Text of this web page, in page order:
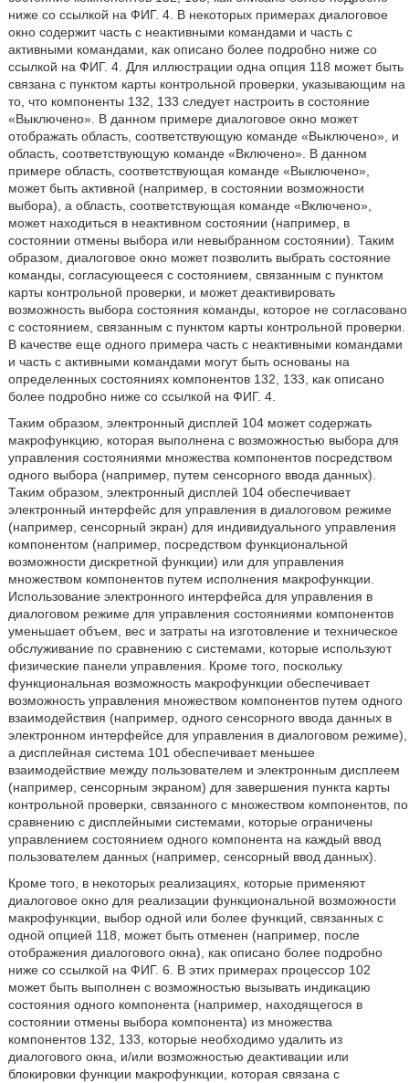
ниже со ссылкой на ФИГ. 4. В некоторых примерах диалоговое
окно содержит часть с неактивными командами и часть с
активными командами, как описано более подробно ниже со
ссылкой на ФИГ. 4. Для иллюстрации одна опция 118 может быть
связана с пунктом карты контрольной проверки, указывающим на
то, что компоненты 132, 133 следует настроить в состояние
«Выключено». В данном примере диалоговое окно может
отображать область, соответствующую команде «Выключено», и
область, соответствующую команде «Включено». В данном
примере область, соответствующая команде «Выключено»,
может быть активной (например, в состоянии возможности
выбора), а область, соответствующая команде «Включено»,
может находиться в неактивном состоянии (например, в
состоянии отмены выбора или невыбранном состоянии). Таким
образом, диалоговое окно может позволить выбрать состояние
команды, согласующееся с состоянием, связанным с пунктом
карты контрольной проверки, и может деактивировать
возможность выбора состояния команды, которое не согласовано
с состоянием, связанным с пунктом карты контрольной проверки.
В качестве еще одного примера часть с неактивными командами
и часть с активными командами могут быть основаны на
определенных состояниях компонентов 132, 133, как описано
более подробно ниже со ссылкой на ФИГ. 4.
Таким образом, электронный дисплей 104 может содержать
макрофункцию, которая выполнена с возможностью выбора для
управления состояниями множества компонентов посредством
одного выбора (например, путем сенсорного ввода данных).
Таким образом, электронный дисплей 104 обеспечивает
электронный интерфейс для управления в диалоговом режиме
(например, сенсорный экран) для индивидуального управления
компонентом (например, посредством функциональной
возможности дискретной функции) или для управления
множеством компонентов путем исполнения макрофункции.
Использование электронного интерфейса для управления в
диалоговом режиме для управления состояниями компонентов
уменьшает объем, вес и затраты на изготовление и техническое
обслуживание по сравнению с системами, которые используют
физические панели управления. Кроме того, поскольку
функциональная возможность макрофункции обеспечивает
возможность управления множеством компонентов путем одного
взаимодействия (например, одного сенсорного ввода данных в
электронном интерфейсе для управления в диалоговом режиме),
а дисплейная система 101 обеспечивает меньшее
взаимодействие между пользователем и электронным дисплеем
(например, сенсорным экраном) для завершения пункта карты
контрольной проверки, связанного с множеством компонентов, по
сравнению с дисплейными системами, которые ограничены
управлением состоянием одного компонента на каждый ввод
пользователем данных (например, сенсорный ввод данных).
Кроме того, в некоторых реализациях, которые применяют
диалоговое окно для реализации функциональной возможности
макрофункции, выбор одной или более функций, связанных с
одной опцией 118, может быть отменен (например, после
отображения диалогового окна), как описано более подробно
ниже со ссылкой на ФИГ. 6. В этих примерах процессор 102
может быть выполнен с возможностью вызывать индикацию
состояния одного компонента (например, находящегося в
состоянии отмены выбора компонента) из множества
компонентов 132, 133, которые необходимо удалить из
диалогового окна, и/или возможностью деактивации или
блокировки функции макрофункции, которая связана с